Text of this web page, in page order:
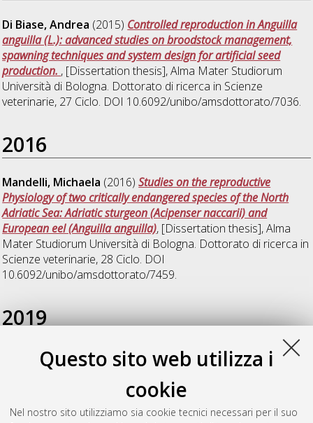
Questo sito web utilizza i
cookie
Nel nostro sito utilizziamo sia cookie tecnici necessari per il suo
Di Biase, Andrea (2015) Controlled reproduction in Anguilla
anguilla (L.): advanced studies on broodstock management,
spawning techniques and system design for artificial seed
production. , [Dissertation thesis], Alma Mater Studiorum
Università di Bologna. Dottorato di ricerca in Scienze
veterinarie, 27 Ciclo. DOI 10.6092/unibo/amsdottorato/7036.
2016
Mandelli, Michaela (2016)Studies on the reproductive
Physiology of two critically endangered species of the North
Adriatic Sea: Adriatic sturgeon (Acipenser naccarii) and
European eel (Anguilla anguilla), [Dissertation thesis], Alma
Mater Studiorum Università di Bologna. Dottorato di ricerca in
Scienze veterinarie, 28 Ciclo. DOI
10.6092/unibo/amsdottorato/7459.
2019
Casalini, Antonio(2019)Riproduzione artificiale e
svezzamento larvale del polpo (octopus vulgaris Cuvier, 1797)
, [Dissertation thesis], Alma Mater
Studiorum Università di Bologna. Dottorato di ricerca in
Scienze veterinarie, 31 Ciclo. DOI